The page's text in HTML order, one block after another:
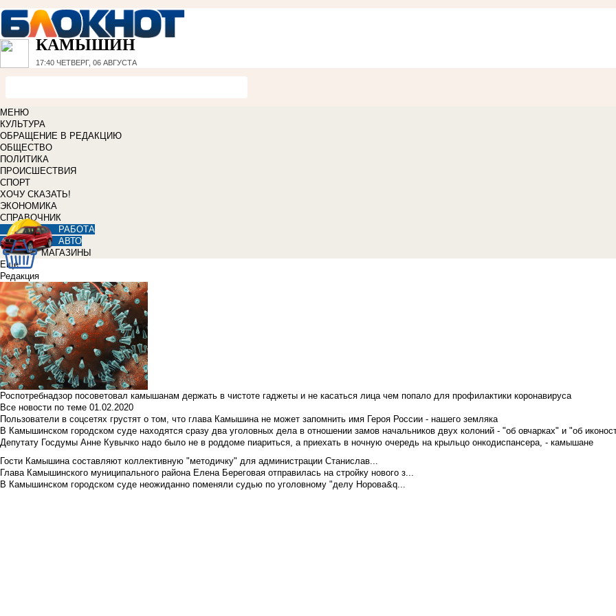
КАМЫШИН
17:40 ЧЕТВЕРГ, 06 АВГУСТА
МЕНЮ
КУЛЬТУРА
ОБРАЩЕНИЕ В РЕДАКЦИЮ
ОБЩЕСТВО
ПОЛИТИКА
ПРОИСШЕСТВИЯ
СПОРТ
ХОЧУ СКАЗАТЬ!
ЭКОНОМИКА
СПРАВОЧНИК
РАБОТА
АВТО
МАГАЗИНЫ
Еще
Редакция
Роспотребнадзор посоветовал камышанам держать в чистоте гаджеты и не касаться лица чем попало для профилактики коронавируса
Все новости по теме 01.02.2020
Пользователи в соцсетях грустят о том, что глава Камышина не может запомнить имя Героя России - нашего земляка
В Камышинском городском суде находятся сразу два уголовных дела в отношении замов начальников двух колоний - "об овчарках" и "об
Депутату Госдумы Анне Кувычко надо было не в роддоме пиариться, а приехать в ночную очередь на крыльцо онкодиспансера, - камышане
Гости Камышина составляют коллективную "методичку" для администрации Станислав...
Глава Камышинского муниципального района Елена Береговая отправилась на стройку нового з...
В Камышинском городском суде неожиданно поменяли судью по уголовному "делу Норова&q...